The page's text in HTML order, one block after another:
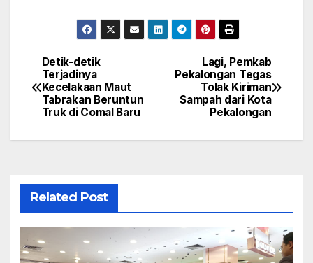
Navigasi
pos
Lagi, Pemkab
Pekalongan Tegas
Tolak Kiriman
Sampah dari Kota
Pekalongan
Detik-detik
Terjadinya
Kecelakaan Maut
Tabrakan Beruntun
Truk di Comal Baru
Related Post